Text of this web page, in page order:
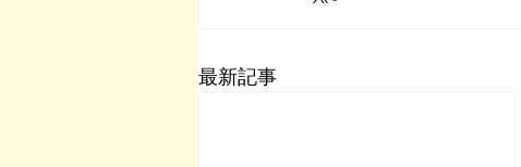
最新記事